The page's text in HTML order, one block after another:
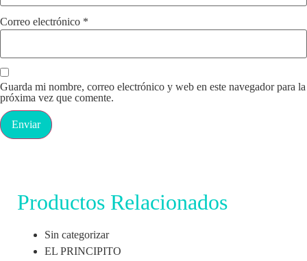
Correo electrónico *
Guarda mi nombre, correo electrónico y web en este navegador para la
próxima vez que comente.
Productos Relacionados
Sin categorizar
EL PRINCIPITO